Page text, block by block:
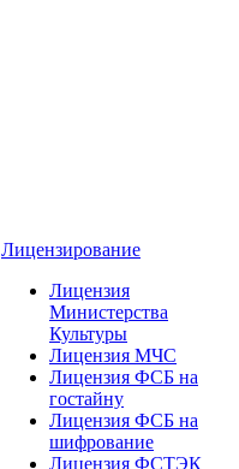
Лицензирование
Лицензия
Министерства
Культуры
Лицензия МЧС
Лицензия ФСБ на
гостайну
Лицензия ФСБ на
шифрование
Лицензия ФСТЭК